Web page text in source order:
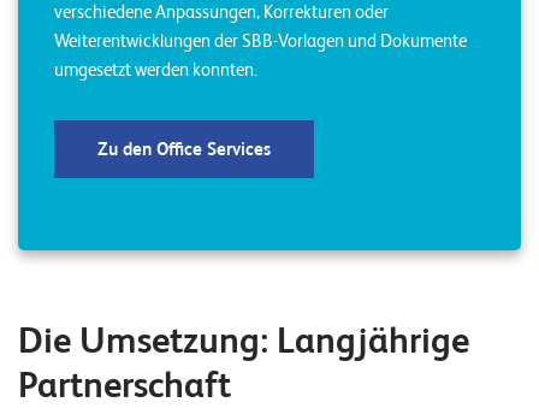
E
P
O
verschiedene Anpassungen, Korrekturen oder
Weiterentwicklungen der SBB-Vorlagen und Dokumente
umgesetzt werden konnten.
Zu den Office Services
Die Umsetzung: Langjährige
Partnerschaft